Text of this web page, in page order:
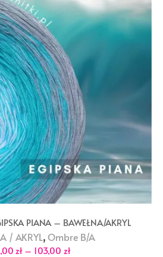
PIANA – BAWEŁNA/AKRYL
/ AKRYL, Ombre B/A
zł – 103,00 złZakres